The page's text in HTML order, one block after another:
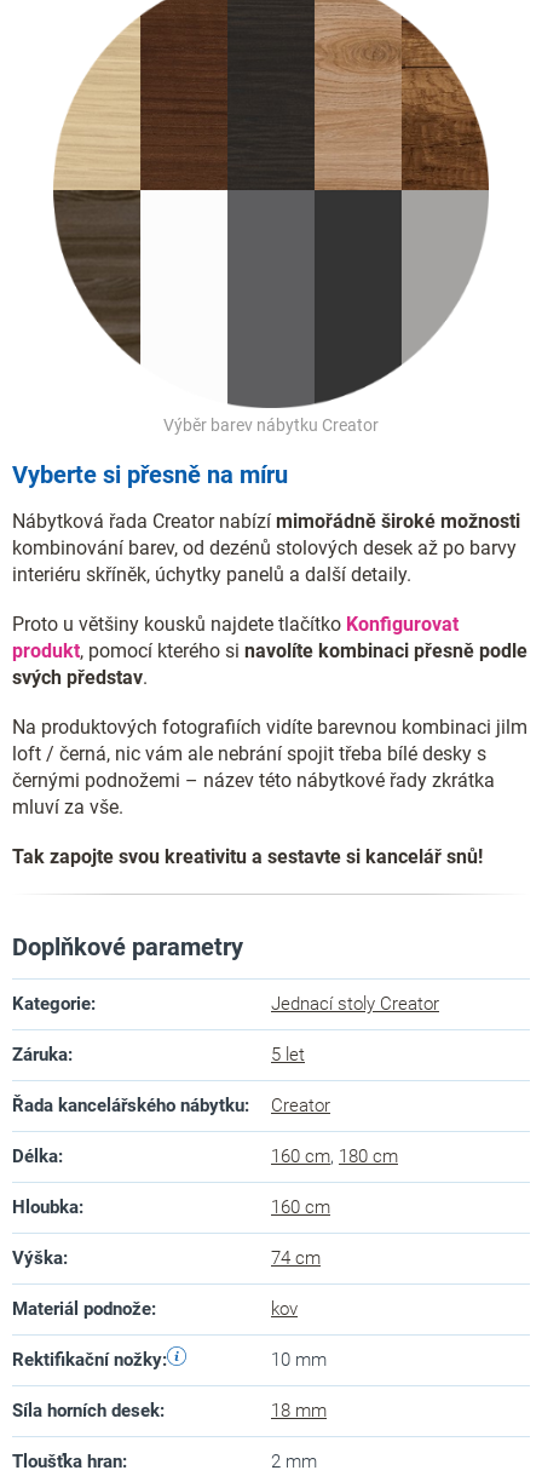
Výběr barev nábytku Creator
Vyberte si přesně na míru
Nábytková řada Creator nabízí mimořádně široké možnosti
kombinování barev, od dezénů stolových desek až po barvy
interiéru skříněk, úchytky panelů a další detaily.
Proto u většiny kousků najdete tlačítko Konfigurovat
produkt, pomocí kterého si navolíte kombinaci přesně podle
svých představ.
Na produktových fotografiích vidíte barevnou kombinaci jilm
loft / černá, nic vám ale nebrání spojit třeba bílé desky s
černými podnožemi – název této nábytkové řady zkrátka
mluví za vše.
Tak zapojte svou kreativitu a sestavte si kancelář snů!
Doplňkové parametry
Kategorie: Jednací stoly Creator
Záruka: 5 let
Řada kancelářského nábytku: Creator
Délka: 160 cm, 180 cm
Hloubka: 160 cm
Výška: 74 cm
Materiál podnože: kov
Rektifikační nožky: 10 mm
Síla horních desek: 18 mm
Tloušťka hran: 2 mm